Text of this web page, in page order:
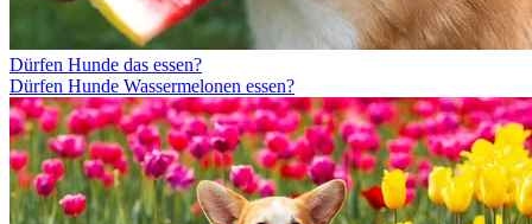
Dürfen Hunde das essen?
Dürfen Hunde Wassermelonen essen?